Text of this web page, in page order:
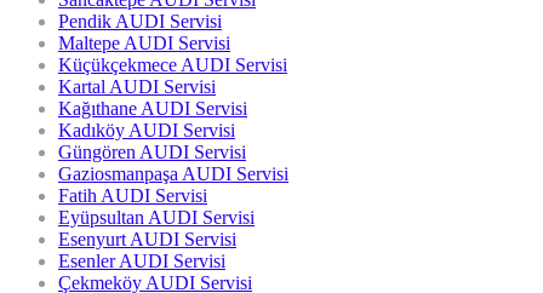
Pendik AUDI Servisi
Maltepe AUDI Servisi
Küçükçekmece AUDI Servisi
Kartal AUDI Servisi
Kağıthane AUDI Servisi
Kadıköy AUDI Servisi
Güngören AUDI Servisi
Gaziosmanpaşa AUDI Servisi
Fatih AUDI Servisi
Eyüpsultan AUDI Servisi
Esenyurt AUDI Servisi
Esenler AUDI Servisi
Çekmeköy AUDI Servisi